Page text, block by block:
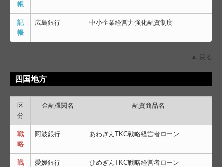
帳
記
帳
広島銀行 中小企業経営力強化融資制度
▲ 戻る
四国地方
区
分
金融機関名 融資商品名
戦
略
阿波銀行 あわぎんTKC戦略経営者ローン
戦
愛媛銀行 ひめぎんTKC戦略経営者ローン